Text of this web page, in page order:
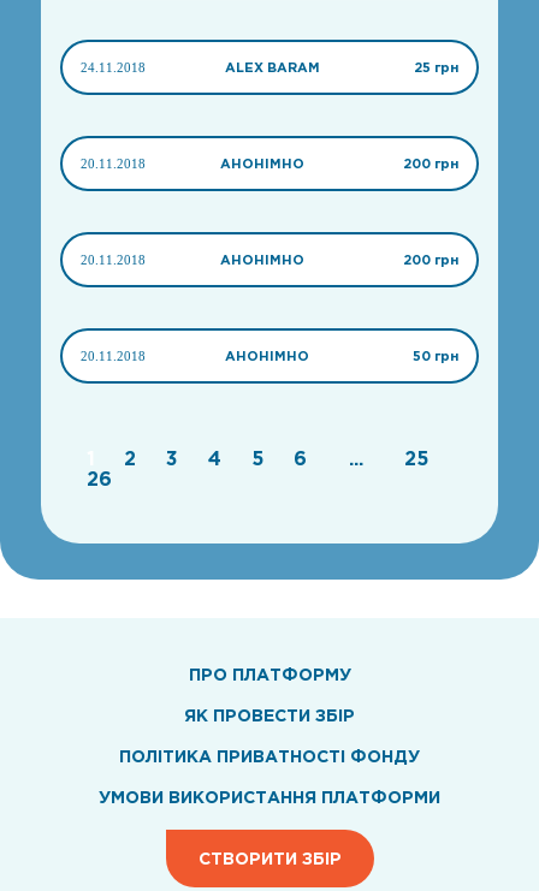
24.11.2018 ALEX BARAM 25 грн
20.11.2018 АНОНІМНО 200 грн
20.11.2018 АНОНІМНО 200 грн
20.11.2018 АНОНІМНО 50 грн
2 3 4 5 6 ...
25
26
ПРО ПЛАТФОРМУ
ЯК ПРОВЕСТИ ЗБІР
ПОЛІТИКА ПРИВАТНОСТІ ФОНДУ
УМОВИ ВИКОРИСТАННЯ ПЛАТФОРМИ
СТВОРИТИ ЗБІР